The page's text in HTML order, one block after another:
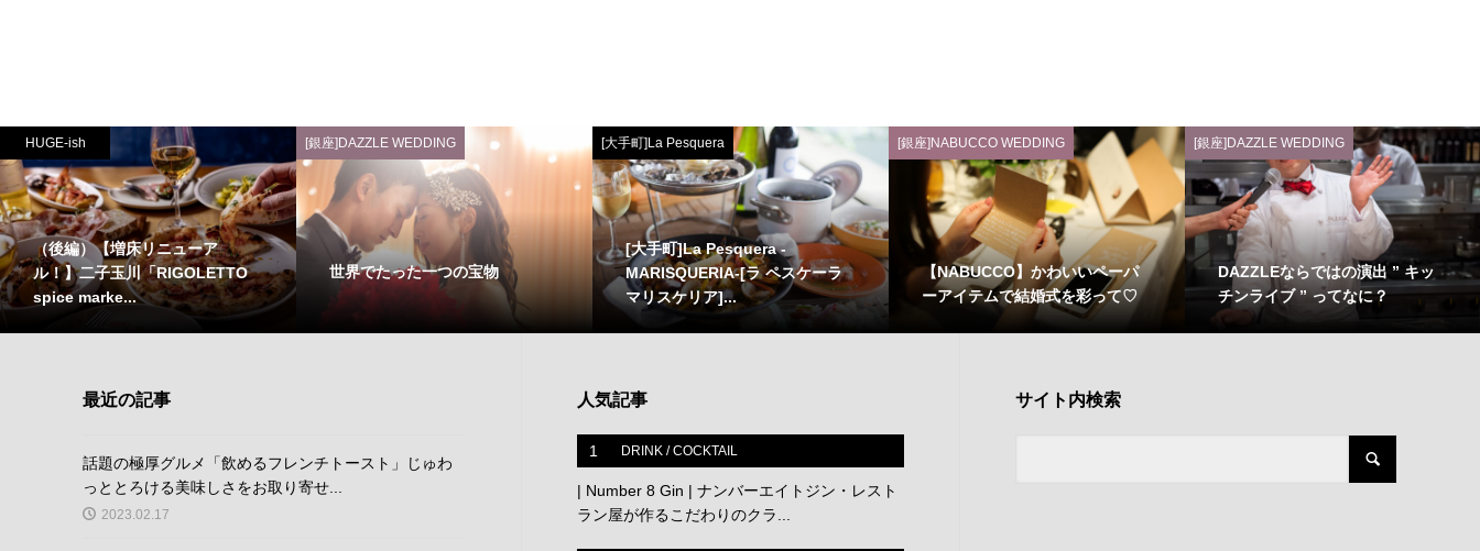
HUGE-ish
（後編）【増床リニューア
ル！】二子玉川「RIGOLETTO
spice marke...
[銀座]DAZZLE WEDDING
世界でたった一つの宝物
[大手町]La Pesquera
[大手町]La Pesquera -
MARISQUERIA-[ラ ペスケーラ
マリスケリア]...
[銀座]NABUCCO WEDDING
【NABUCCO】かわいいペーパ
ーアイテムで結婚式を彩って♡
[銀座]DAZZLE WEDDING
DAZZLEならではの演出 ” キッ
チンライブ ” ってなに？
最近の記事
話題の極厚グルメ「飲めるフレンチトースト」じゅわ
っととろける美味しさをお取り寄せ...
2023.02.17
人気記事
1 DRINK / COCKTAIL
| Number 8 Gin | ナンバーエイトジン・レスト
ラン屋が作るこだわりのクラ...
サイト内検索